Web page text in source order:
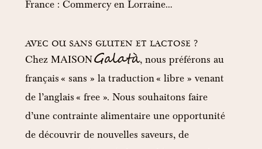
France : Commercy en Lorraine…
AVEC OU SANS GLUTEN ET LACTOSE ?
ChezMAISONGalatà, nous préférons au
français « sans » la traduction « libre » venant
de l’anglais « free ». Nous souhaitons faire
d’une contrainte alimentaire une opportunité
de découvrir de nouvelles saveurs, de